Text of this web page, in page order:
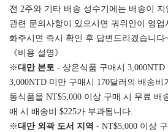
전 2주와 기타 배송 성수기에는 배송이
관련 문의사항이 있으시면 궈위안이 영업
화주시면 즉시 확인 후 답변드리겠습니다
《비용 설명》
※대만 본토 - 상온식품 구매시
3,000NTD 미만 구매시 170달러의 배송비
동식품을 NT$5,000 이상 구매 시 무료 배
매 시 배송비 $225가 부과됩니다.
※대만 외곽 도서 지역 - NT$5,000 이상